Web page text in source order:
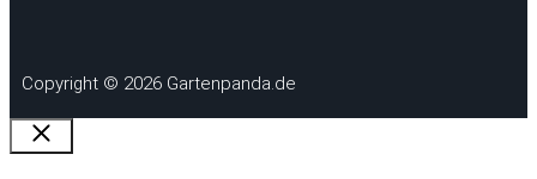
Copyright © 2026 Gartenpanda.de
Schließen